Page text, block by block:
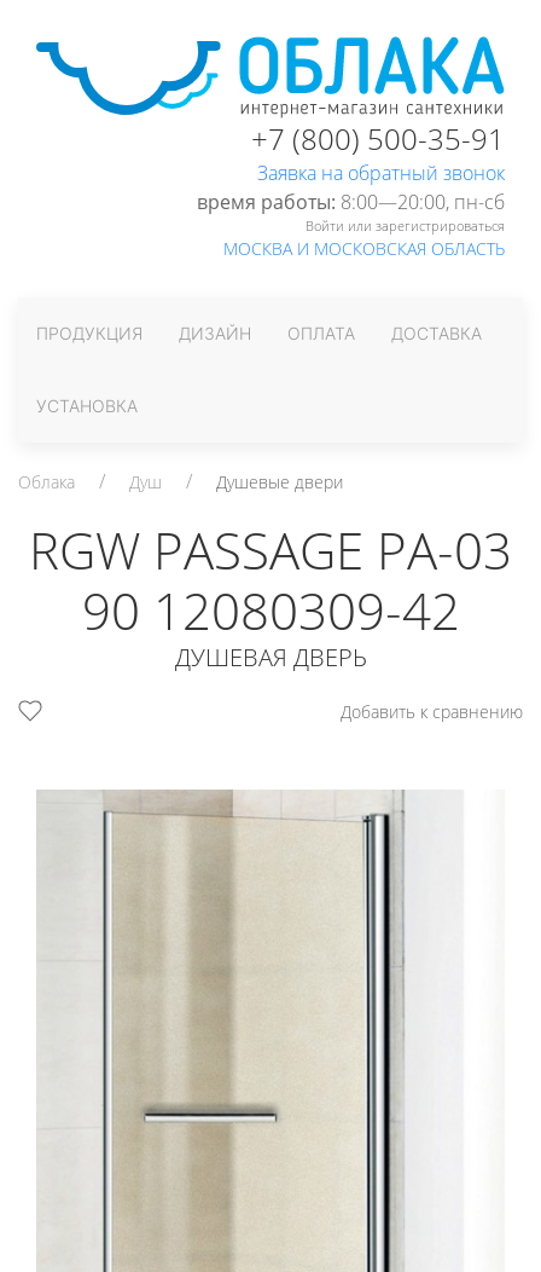
+7 (800) 500-35-91
Заявка на обратный звонок
время работы: 8:00—20:00, пн-cб
Войти или зарегистрироваться
МОСКВА И МОСКОВСКАЯ ОБЛАСТЬ
ПРОДУКЦИЯ ДИЗАЙН ОПЛАТА ДОСТАВКА
УСТАНОВКА
Облака Душ Душевые двери
RGW PASSAGE PA-03
90 12080309-42
ДУШЕВАЯ ДВЕРЬ
Добавить к сравнению